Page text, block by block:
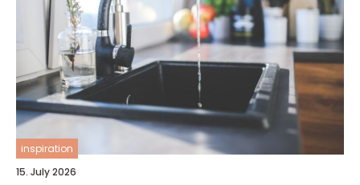
inspiration
15. July 2026